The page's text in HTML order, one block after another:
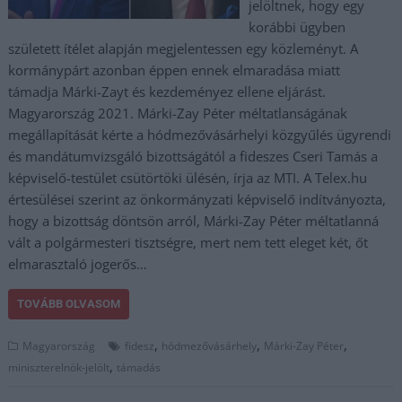
jelöltnek, hogy egy
korábbi ügyben
született ítélet alapján megjelentessen egy közleményt. A
kormánypárt azonban éppen ennek elmaradása miatt
támadja Márki-Zayt és kezdeményez ellene eljárást.
Magyarország 2021. Márki-Zay Péter méltatlanságának
megállapítását kérte a hódmezővásárhelyi közgyűlés ügyrendi
és mandátumvizsgáló bizottságától a fideszes Cseri Tamás a
képviselő-testület csütörtöki ülésén, írja az MTI. A Telex.hu
értesülései szerint az önkormányzati képviselő indítványozta,
hogy a bizottság döntsön arról, Márki-Zay Péter méltatlanná
vált a polgármesteri tisztségre, mert nem tett eleget két, őt
elmarasztaló jogerős…
TOVÁBB OLVASOM
Magyarország fidesz, hódmezővásárhely, Márki-Zay Péter,
miniszterelnök-jelölt, támadás